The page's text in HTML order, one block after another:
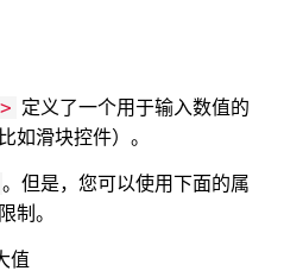
定义了一个用于输入数值的
如滑块控件）。
。但是，您可以使用下面的属
制。
值